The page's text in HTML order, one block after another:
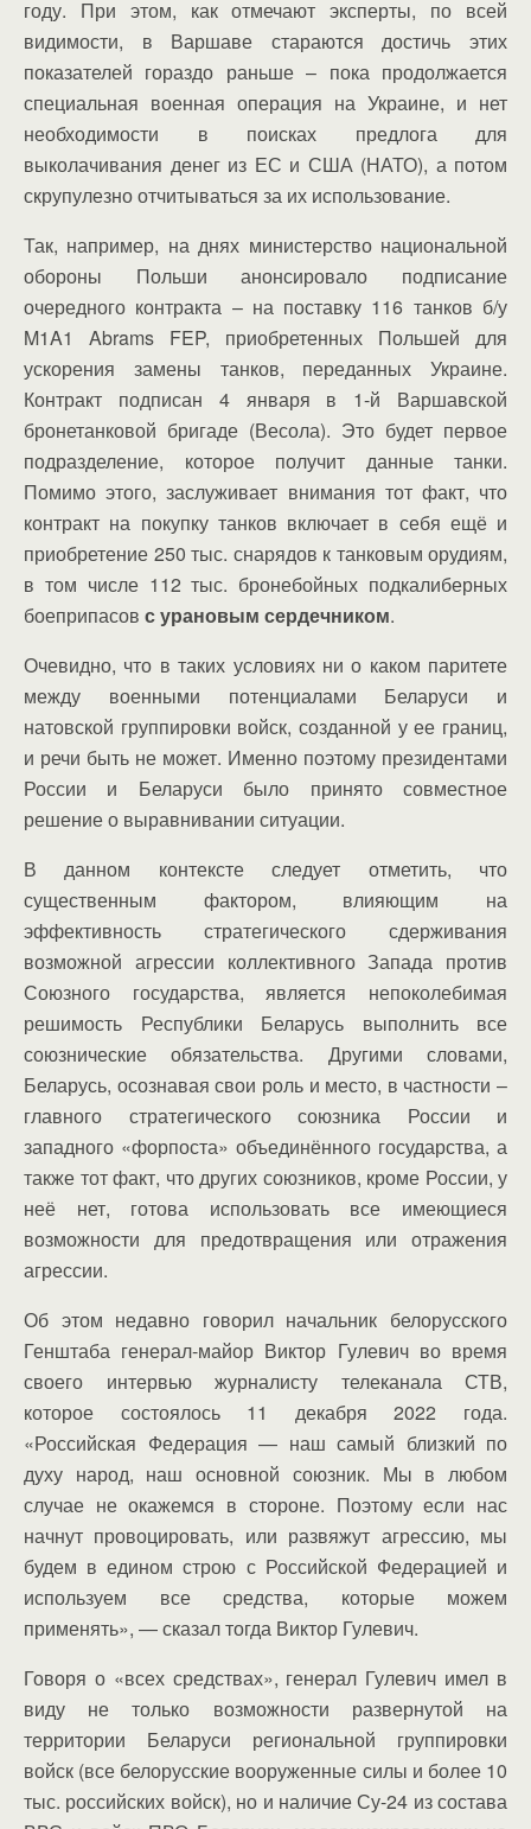
году. При этом, как отмечают эксперты, по всей
видимости, в Варшаве стараются достичь этих
показателей гораздо раньше – пока продолжается
специальная военная операция на Украине, и нет
необходимости в поисках предлога для
выколачивания денег из ЕС и США (НАТО), а потом
скрупулезно отчитываться за их использование.
Так, например, на днях министерство национальной
обороны Польши анонсировало подписание
очередного контракта – на поставку 116 танков б/у
M1A1 Abrams FEP, приобретенных Польшей для
ускорения замены танков, переданных Украине.
Контракт подписан 4 января в 1-й Варшавской
бронетанковой бригаде (Весола). Это будет первое
подразделение, которое получит данные танки.
Помимо этого, заслуживает внимания тот факт, что
контракт на покупку танков включает в себя ещё и
приобретение 250 тыс. снарядов к танковым орудиям,
в том числе 112 тыс. бронебойных подкалиберных
боеприпасов с урановым сердечником.
Очевидно, что в таких условиях ни о каком паритете
между военными потенциалами Беларуси и
натовской группировки войск, созданной у ее границ,
и речи быть не может. Именно поэтому президентами
России и Беларуси было принято совместное
решение о выравнивании ситуации.
В данном контексте следует отметить, что
существенным фактором, влияющим на
эффективность стратегического сдерживания
возможной агрессии коллективного Запада против
Союзного государства, является непоколебимая
решимость Республики Беларусь выполнить все
союзнические обязательства. Другими словами,
Беларусь, осознавая свои роль и место, в частности –
главного стратегического союзника России и
западного «форпоста» объединённого государства, а
также тот факт, что других союзников, кроме России, у
неё нет, готова использовать все имеющиеся
возможности для предотвращения или отражения
агрессии.
Об этом недавно говорил начальник белорусского
Генштаба генерал-майор Виктор Гулевич во время
своего интервью журналисту телеканала СТВ,
которое состоялось 11 декабря 2022 года.
«Российская Федерация — наш самый близкий по
духу народ, наш основной союзник. Мы в любом
случае не окажемся в стороне. Поэтому если нас
начнут провоцировать, или развяжут агрессию, мы
будем в едином строю с Российской Федерацией и
используем все средства, которые можем
применять», — сказал тогда Виктор Гулевич.
Говоря о «всех средствах», генерал Гулевич имел в
виду не только возможности развернутой на
территории Беларуси региональной группировки
войск (все белорусские вооруженные силы и более 10
тыс. российских войск), но и наличие Су-24 из состава